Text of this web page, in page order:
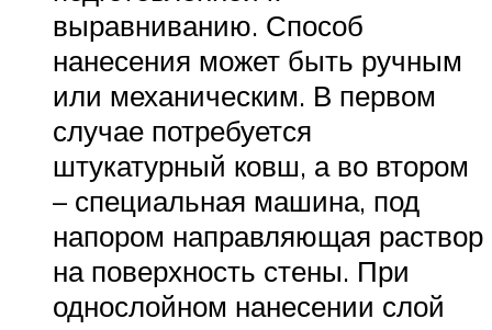
выравниванию. Способ
нанесения может быть ручным
или механическим. В первом
случае потребуется
штукатурный ковш, а во втором
– специальная машина, под
напором направляющая раствор
на поверхность стены. При
однослойном нанесении слой